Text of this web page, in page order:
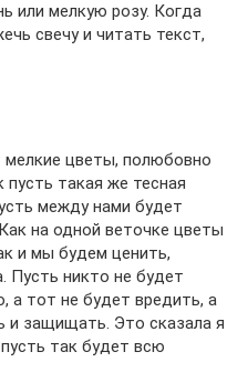
или мелкую розу. Когда
свечу и читать текст,
мелкие цветы, полюбовно
пусть такая же тесная
между нами будет
на одной веточке цветы
и мы будем ценить,
Пусть никто не будет
а тот не будет вредить, а
и защищать. Это сказала я
так будет всю